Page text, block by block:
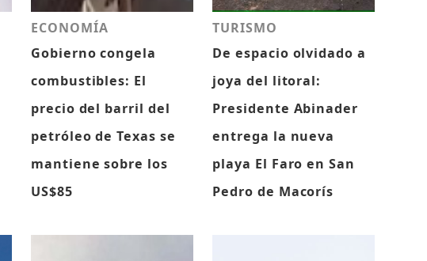
ECONOMÍA
Gobierno congela
combustibles: El
precio del barril del
petróleo de Texas se
mantiene sobre los
US$85
TURISMO
De espacio olvidado a
joya del litoral:
Presidente Abinader
entrega la nueva
playa El Faro en San
Pedro de Macorís